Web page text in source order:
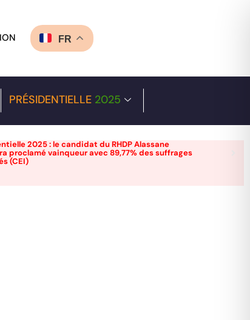
FR
PRÉSIDENTIELLE 2025
2025 : le candidat du RHDP Alassane
proclamé vainqueur avec 89,77% des suffrages
(CEI)